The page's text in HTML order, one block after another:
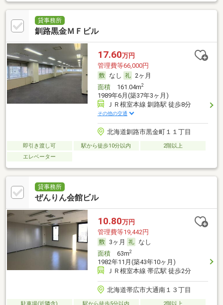
貸事務所
釧路黒金ＭＦビル
17.60万円
管理費等66,000円
なし
2ヶ月
面積161.04m2
1989年6月(築37年3ヶ月)
ＪＲ根室本線 釧路駅 徒歩8分
その他の交通
北海道釧路市黒金町１１丁目
即引き渡し可 駅から徒歩10分以内
2階以上
エレベーター
貸事務所
ぜんりん会館ビル
10.80万円
管理費等19,442円
3ヶ月
なし
面積63m2
1982年11月(築43年10ヶ月)
ＪＲ根室本線 帯広駅 徒歩2分
北海道帯広市大通南１３丁目